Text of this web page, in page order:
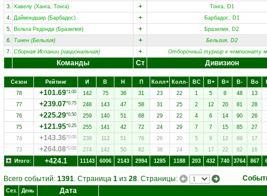
3. Хавелу (Ханга, Тонга) +
Тонга, D1
4. Даймондшир (Барбадос) +
Барбадос, D1
5. Вольта Редонда (Бразилия) +
Бразилия, D2
6. Тинен (Бельгия) +
Бельгия, D2
7. Сборная Испании (национальная) + Отборочный турнир к чемпионату
Команды Ст Дивизион
Сезон Рейтинг И В Н П Колл+ Колл- ВC В+ В= В- Вo
78
+101.69*1.00 142 75 36 31 23 22 1 5 8 48 13
77
+239.07*0.75 248 143 47 58 31 25 2 12 20 81 28
76
+225.29*0.50 259 140 51 68 29 22 4 6 14 90 26
75
+121.95*0.25 255 141 42 72 24 29 7 7 15 85 27
74
+143.36*0.00 239 112 51 76 26 20 5 9 12 69 17
73
+264.08*0.00 274 142 50 82 38 24 5 17 22 82 16
Итого:
+424.1 11143 6006 2143 2994 1285 1188 203 432 740 3764 867
Всего событий: 1391. Страница 1 из 28. Страницы:
Сез. День Дата